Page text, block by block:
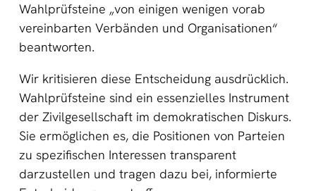
Wahlprüfsteine „von einigen wenigen vorab
vereinbarten Verbänden und Organisationen“
beantworten.
Wir kritisieren diese Entscheidung ausdrücklich.
Wahlprüfsteine sind ein essenzielles Instrument
der Zivilgesellschaft im demokratischen Diskurs.
Sie ermöglichen es, die Positionen von Parteien
zu spezifischen Interessen transparent
darzustellen und tragen dazu bei, informierte